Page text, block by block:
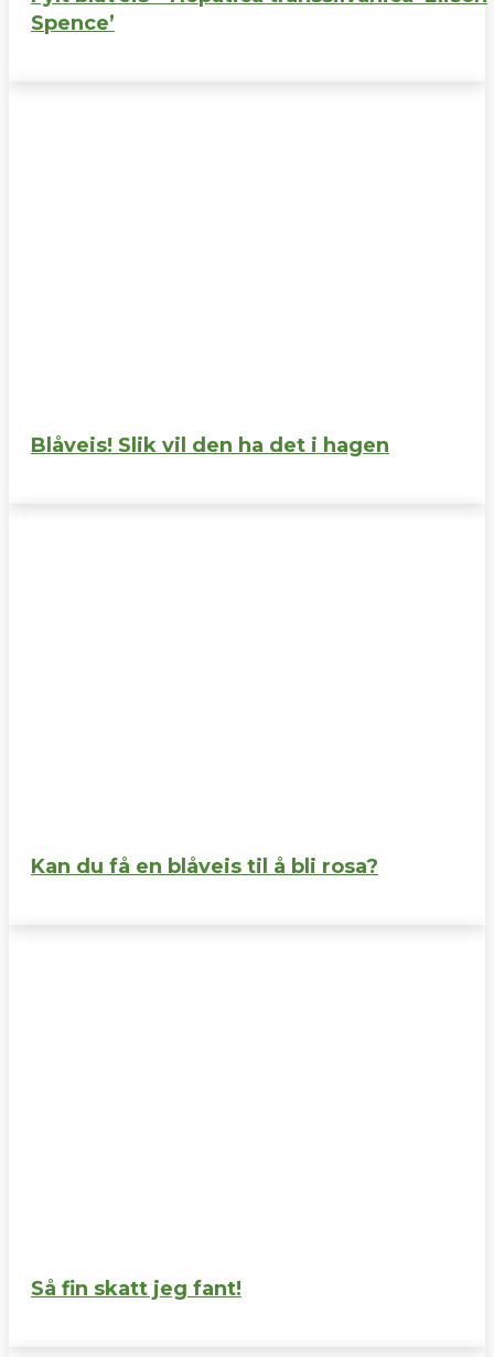
Spence’
Blåveis! Slik vil den ha det i hagen
Kan du få en blåveis til å bli rosa?
Så fin skatt jeg fant!